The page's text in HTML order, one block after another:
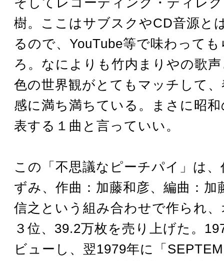
樹。ここはサブスクやCD音源と
るので、YouTube等で味わって
ろ。なによりも竹内まりやの歌
色の世界観がとてもマッチして
感に満ち満ちている。まさに昭
表する１曲と言っていい。
この「不思議なピーチパイ」は
ずみ、作曲：加藤和彦、編曲：加
信之という組み合わせで作られ
３位、39.2万枚を売り上げた。
ビューし、翌1979年に「